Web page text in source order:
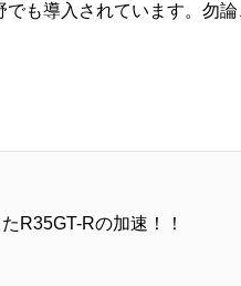
も導入されています。勿
R35GT-Rの加速！！